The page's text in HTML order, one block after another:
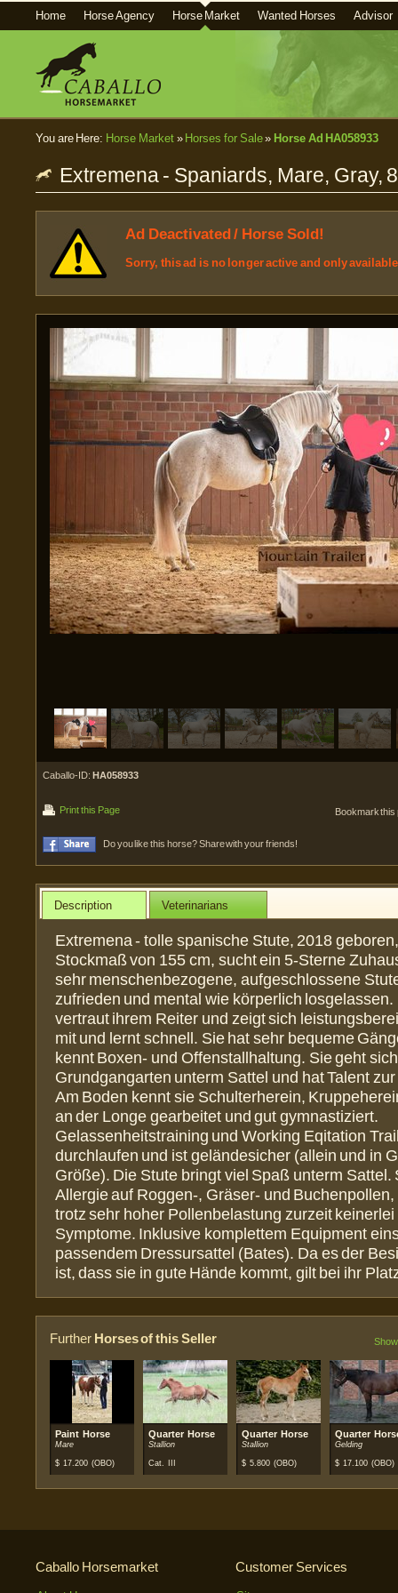
Home Horse Agency Horse Market Wanted Horses Advisor
You are Here: Horse Market» Horses for Sale» Horse Ad HA058933
Extremena - Spaniards, Mare, Gray,
Ad Deactivated / Horse Sold!
Sorry, this ad is no longer active and only
Caballo-ID: HA058933
Print this Page Bookmark
Do you like this horse? Share with your friends!
Description Veterinarians
Extremena - tolle spanische Stute, 2018
Stockmaß von 155 cm, sucht ein 5-Sterne
sehr menschenbezogene, aufgeschlossene
zufrieden und mental wie körperlich
vertraut ihrem Reiter und zeigt sich
mit und lernt schnell. Sie hat sehr bequeme
kennt Boxen- und Offenstallhaltung. Sie geht
Grundgangarten unterm Sattel und hat Talent
Am Boden kennt sie Schulterherein,
an der Longe gearbeitet und gut gymnastiziert.
Gelassenheitstraining und Working Eqitation
durchlaufen und ist geländesicher (allein und in
Größe). Die Stute bringt viel Spaß unterm Sattel.
Allergie auf Roggen-, Gräser- und
trotz sehr hoher Pollenbelastung zurzeit
Symptome. Inklusive komplettem Equipment
passendem Dressursattel (Bates). Da es der
ist, dass sie in gute Hände kommt, gilt bei ihr
Further Horses of this Seller
Paint Horse
Mare
$ 17.200 (OBO)
Quarter Horse
Stallion
Cat. III
Quarter Horse
Stallion
$ 5.800 (OBO)
Quarter
Gelding
$ 17.100 (OBO)
Caballo Horsemarket Customer Services